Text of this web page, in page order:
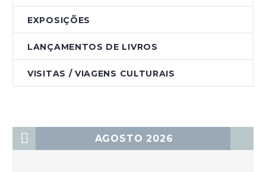
EXPOSIÇÕES
LANÇAMENTOS DE LIVROS
VISITAS / VIAGENS CULTURAIS
AGOSTO 2026